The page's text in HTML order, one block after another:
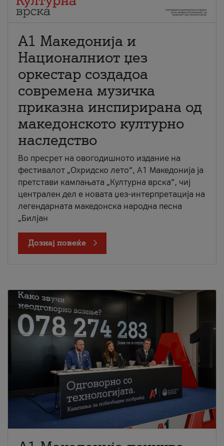
А1 Македонија и
Националниот џез
оркестар создадоа
современа музичка
приказна инспирирана од
македонското културно
наследство
Во пресрет на овогодишното издание на
фестивалот „Охридско лето“, А1 Македонија ја
претстави кампањата „Културна врска“, чиј
централен дел е новата џез-интерпретација на
легендарната македонска народна песна
„Билјан
Дознај повеќе